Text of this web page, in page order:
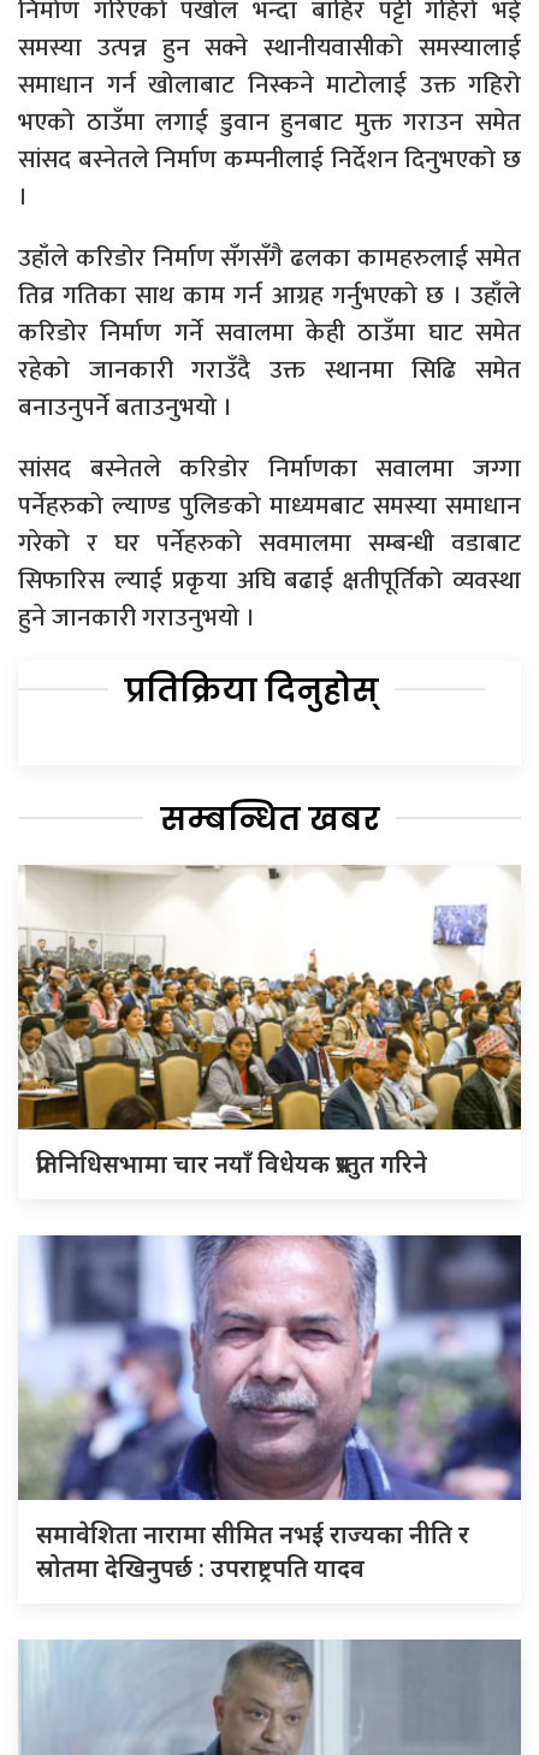
निर्माण गरिएको पर्खाल भन्दा बाहिर पट्टी गहिरो भई
समस्या उत्पन्न हुन सक्ने स्थानीयवासीको समस्यालाई
समाधान गर्न खोलाबाट निस्कने माटोलाई उक्त गहिरो
भएको ठाउँमा लगाई डुवान हुनबाट मुक्त गराउन समेत
सांसद बस्नेतले निर्माण कम्पनीलाई निर्देशन दिनुभएको छ
।
उहाँले करिडोर निर्माण सँगसँगै ढलका कामहरुलाई समेत
तिव्र गतिका साथ काम गर्न आग्रह गर्नुभएको छ । उहाँले
करिडोर निर्माण गर्ने सवालमा केही ठाउँमा घाट समेत
रहेको जानकारी गराउँदै उक्त स्थानमा सिढि समेत
बनाउनुपर्ने बताउनुभयो ।
सांसद बस्नेतले करिडोर निर्माणका सवालमा जग्गा
पर्नेहरुको ल्याण्ड पुलिङको माध्यमबाट समस्या समाधान
गरेको र घर पर्नेहरुको सवमालमा सम्बन्धी वडाबाट
सिफारिस ल्याई प्रकृया अघि बढाई क्षतीपूर्तिको व्यवस्था
हुने जानकारी गराउनुभयो ।
प्रतिक्रिया दिनुहोस्
सम्बन्धित खबर
प्रतिनिधिसभामा चार नयाँ विधेयक प्रस्तुत गरिने
समावेशिता नारामा सीमित नभई राज्यका नीति र
स्रोतमा देखिनुपर्छ : उपराष्ट्रपति यादव